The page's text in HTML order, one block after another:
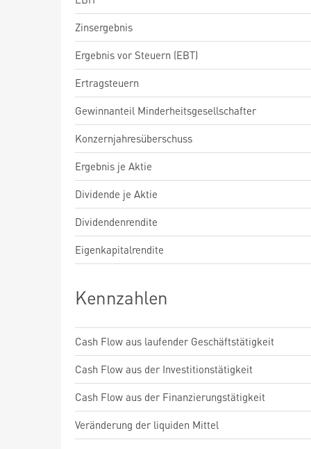
Zinsergebnis
Ergebnis vor Steuern (EBT)
Ertragsteuern
Gewinnanteil Minderheitsgesellschafter
Konzernjahresüberschuss
Ergebnis je Aktie
Dividende je Aktie
Dividendenrendite
Eigenkapitalrendite
Kennzahlen
Cash Flow aus laufender Geschäftstätigkeit
Cash Flow aus der Investitionstätigkeit
Cash Flow aus der Finanzierungstätigkeit
Veränderung der liquiden Mittel